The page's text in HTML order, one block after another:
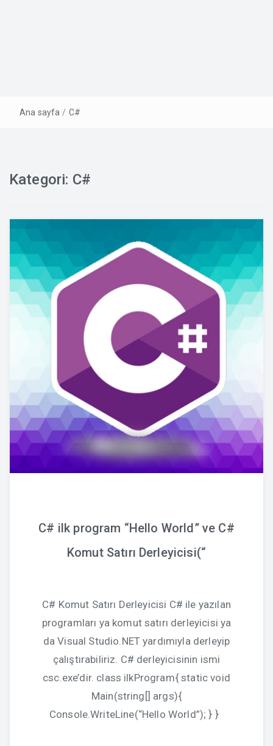
Ana sayfa / C#
Kategori: C#
C# ilk program “Hello World” ve C#
Komut Satırı Derleyicisi(“
C# Komut Satırı Derleyicisi C# ile yazılan
programları ya komut satırı derleyicisi ya
da Visual Studio.NET yardımıyla derleyip
çalıştırabiliriz. C# derleyicisinin ismi
csc.exe’dir. class ilkProgram{ static void
Main(string[] args){
Console.WriteLine(“Hello World”); } }